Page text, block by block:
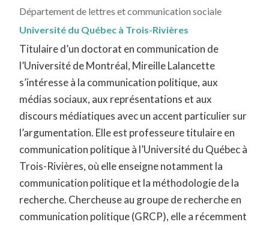
Département de lettres et communication sociale
Université du Québec à Trois-Rivières
Titulaire d’un doctorat en communication de
l’Université de Montréal, Mireille Lalancette
s’intéresse à la communication politique, aux
médias sociaux, aux représentations et aux
discours médiatiques avec un accent particulier sur
l’argumentation. Elle est professeure titulaire en
communication politique à l’Université du Québec à
Trois-Rivières, où elle enseigne notamment la
communication politique et la méthodologie de la
recherche. Chercheuse au groupe de recherche en
communication politique (GRCP), elle a récemment